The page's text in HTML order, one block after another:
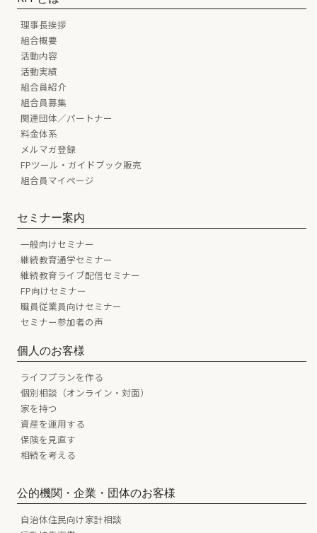
理事長挨拶
組合概要
活動内容
活動実績
組合員紹介
組合員募集
関連団体／パートナー
料金体系
メルマガ登録
FPツール・ガイドブック販売
組合員マイページ
セミナー案内
一般向けセミナー
継続教育通学セミナー
継続教育ライブ配信セミナー
FP向けセミナー
職員従業員向けセミナー
セミナー参加者の声
個人のお客様
ライフプランを作る
個別相談（オンライン・対面）
家を持つ
資産を運用する
保険を見直す
相続を考える
公的機関・企業・団体のお客様
自治体住民向け家計相談